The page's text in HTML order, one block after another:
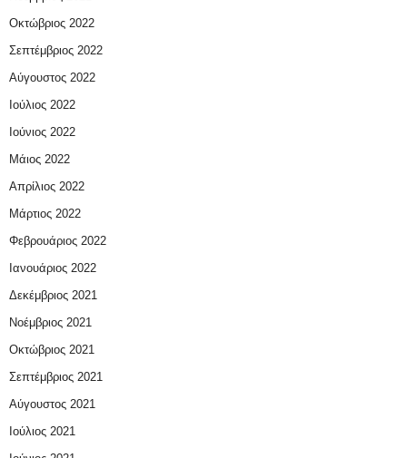
Οκτώβριος 2022
Σεπτέμβριος 2022
Αύγουστος 2022
Ιούλιος 2022
Ιούνιος 2022
Μάιος 2022
Απρίλιος 2022
Μάρτιος 2022
Φεβρουάριος 2022
Ιανουάριος 2022
Δεκέμβριος 2021
Νοέμβριος 2021
Οκτώβριος 2021
Σεπτέμβριος 2021
Αύγουστος 2021
Ιούλιος 2021